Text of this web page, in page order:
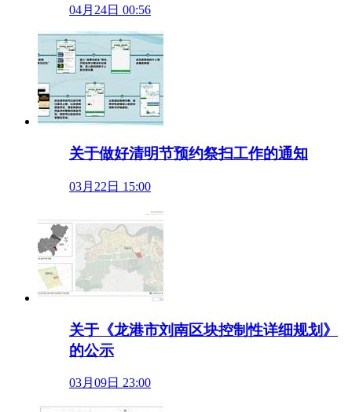
04月24日 00:56
关于做好清明节预约祭扫工作的通知
03月22日 15:00
关于《龙港市刘南区块控制性详细规划》
的公示
03月09日 23:00